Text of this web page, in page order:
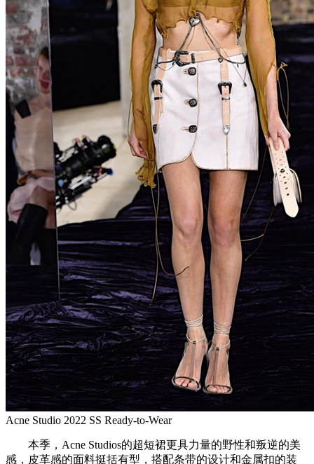
Acne Studio 2022 SS Ready-to-Wear
本季，Acne Studios的超短裙更具力量的野性和叛逆的美
感，皮革感的面料挺括有型，搭配条带的设计和金属扣的装